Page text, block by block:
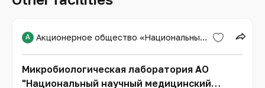
А Акционерное общество «Национальный научный медицинский центр»
Микробиологическая лаборатория АО
"Национальный научный медицинский